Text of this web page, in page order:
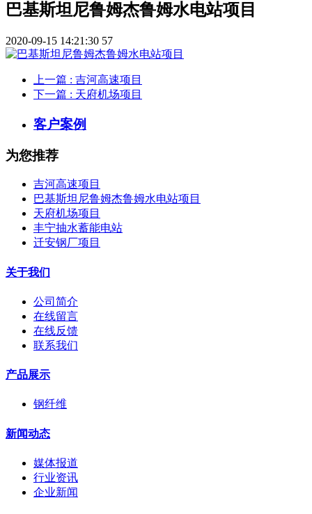
巴基斯坦尼鲁姆杰鲁姆水电站项目
2020-09-15 14:21:30 57
上一篇 : 吉河高速项目
下一篇 : 天府机场项目
客户案例
为您推荐
吉河高速项目
巴基斯坦尼鲁姆杰鲁姆水电站项目
天府机场项目
丰宁抽水蓄能电站
迁安钢厂项目
关于我们
公司简介
在线留言
在线反馈
联系我们
产品展示
钢纤维
新闻动态
媒体报道
行业资讯
企业新闻